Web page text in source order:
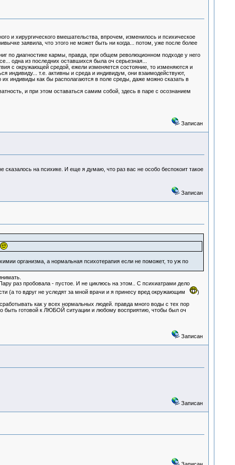
и хирургического вмешательства, впрочем, изменилось и психическое
заявила, что этого не может быть ни когда... потом, уже после более
по диагностике кармы, правда, при общем революционном подходе у него
одна из последних оставшихся была оч серьезная...
с окружающей средой, ежели изменяется состояние, то изменяются и
индивиду... т.е. активны и среда и индивидум, они взаимодействуют,
индивиды как бы располагаются в поле среды, даже можно сказать в
и при этом оставаться самим собой, здесь в паре с осознанием
Записан
на психике. И еще я думаю, что раз вас не особо беспокоит такое
Записан
организма, а нормальная психотерапия если не поможет, то уж по
раз пробовала - пустое. И не циклюсь на этом.. С психиатрами дело
(а то вдруг не уследят за мной врачи и я принесу вред окружающим
)
как у всех нормальных людей. правда много воды с тех пор
быть готовой к ЛЮБОЙ ситуации и любому восприятию, чтобы был оч
Записан
Записан